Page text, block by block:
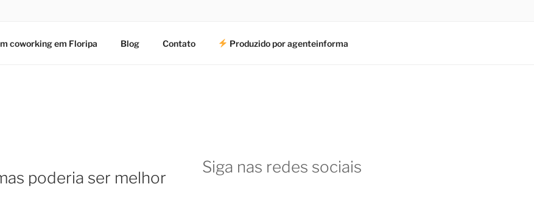
coworking em Floripa Blog Contato Produzido por agenteinforma
poderia ser melhor
Siga nas redes sociais